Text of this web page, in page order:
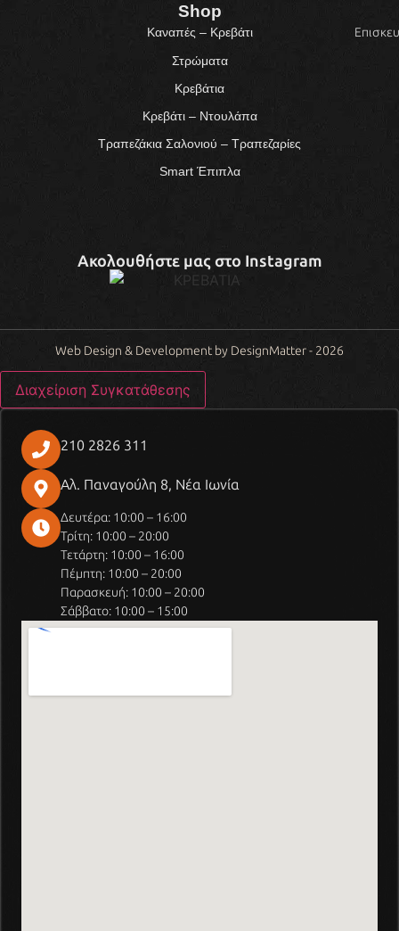
Shop
Καναπές – Κρεβάτι
Στρώματα
Κρεβάτια
Κρεβάτι – Ντουλάπα
Τραπεζάκια Σαλονιού – Τραπεζαρίες
Smart Έπιπλα
Ακολουθήστε μας στο Instagram
Web Design & Development by DesignMatter - 2026
Διαχείριση Συγκατάθεσης
210 2826 311
Αλ. Παναγούλη 8, Νέα Ιωνία
Δευτέρα: 10:00 – 16:00
Τρίτη: 10:00 – 20:00
Τετάρτη: 10:00 – 16:00
Πέμπτη: 10:00 – 20:00
Παρασκευή: 10:00 – 20:00
Σάββατο: 10:00 – 15:00